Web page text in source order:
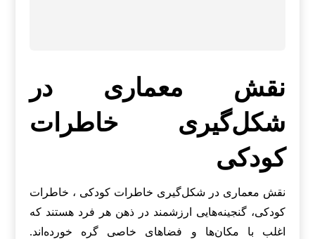
نقش معماری در
شکل‌گیری خاطرات
کودکی
نقش معماری در شکل‌گیری خاطرات کودکی ، خاطرات
کودکی، گنجینه‌هایی ارزشمند در ذهن هر فرد هستند که
اغلب با مکان‌ها و فضاهای خاصی گره خورده‌اند.